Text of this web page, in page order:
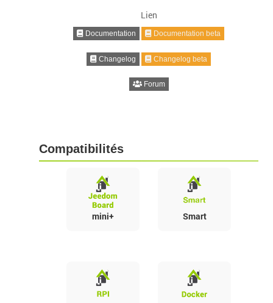
Lien
Documentation Documentation beta
Changelog Changelog beta
Forum
Compatibilités
mini+ Smart